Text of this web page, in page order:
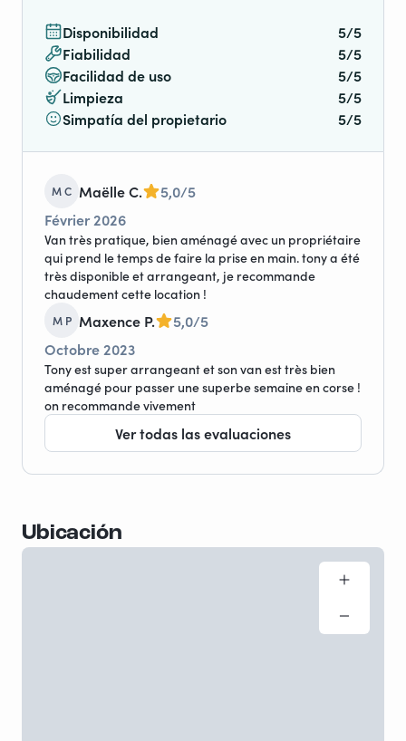
Disponibilidad
5/5
Fiabilidad
5/5
Facilidad de uso
5/5
Limpieza
5/5
Simpatía del propietario
5/5
M C Maëlle C.
5,0/5
Février 2026
Van très pratique, bien aménagé avec un propriétaire
qui prend le temps de faire la prise en main. tony a été
très disponible et arrangeant, je recommande
chaudement cette location !
M P Maxence P.
5,0/5
Octobre 2023
Tony est super arrangeant et son van est très bien
aménagé pour passer une superbe semaine en corse !
on recommande vivement
Ver todas las evaluaciones
Ubicación